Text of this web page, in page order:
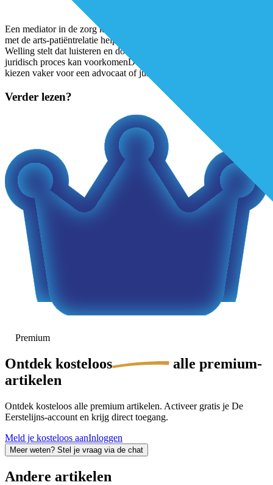
Een mediator in de zorg kan in veel gevallen waar het slecht gaat
met de arts-patiëntrelatie helpen om problemen op te lossenGerben
Welling stelt dat luisteren en doorvragen in veel gevallen een
juridisch proces kan voorkomenDe Nederlandse zorgprofessionals
kiezen vaker voor een advocaat of jurist, veel van hen zijn ook
Verder lezen?
Premium
Ontdek kosteloos
alle premium-
artikelen
Ontdek kosteloos alle premium artikelen. Activeer gratis je De
Eerstelijns-account en krijg direct toegang.
Meld je kosteloos aanInloggen
Meer weten? Stel je vraag via de chat
Andere artikelen